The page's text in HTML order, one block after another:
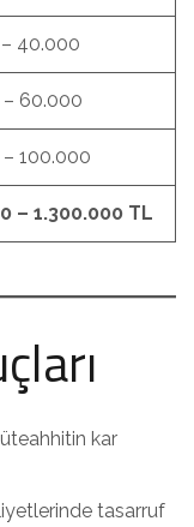
40.000
60.000
100.000
– 1.300.000 TL
kar
tasarruf